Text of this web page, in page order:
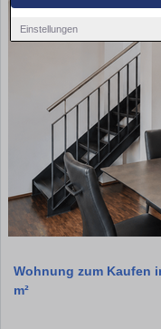
Einstellungen
Wohnung zum Kaufen
m²